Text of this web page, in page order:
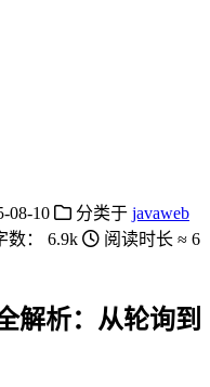
08-10 分类于 javaweb
： 6.9k 阅读时长 ≈ 6
解析：从轮询到